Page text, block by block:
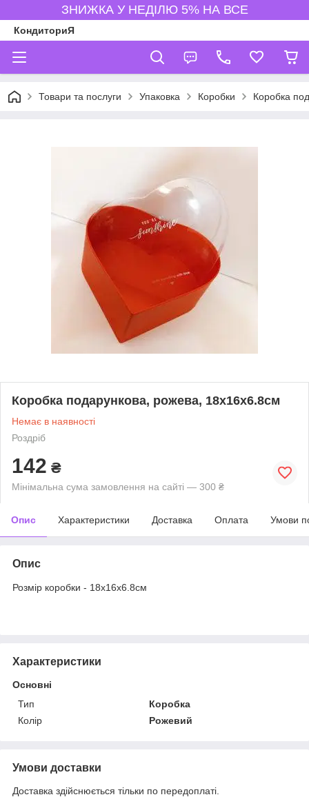
ЗНИЖКА У НЕДІЛЮ 5% НА ВСЕ
КондиториЯ
Товари та послуги Упаковка Коробки Коробка
Коробка подарункова, рожева, 18х16х6.8см
Немає в наявності
Роздріб
142 ₴
Мінімальна сума замовлення на сайті — 300 ₴
Опис Характеристики Доставка Оплата Умови
Опис
Розмір коробки - 18х16х6.8см
Характеристики
Основні
Тип
Коробка
Колір
Рожевий
Умови доставки
Доставка здійснюється тільки по передоплаті.